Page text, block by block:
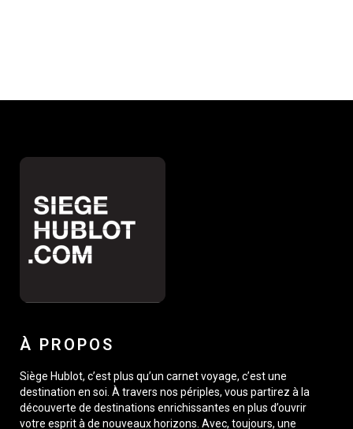
À PROPOS
Siège Hublot, c’est plus qu’un carnet voyage, c’est une
destination en soi. À travers nos périples, vous partirez à la
découverte de destinations enrichissantes en plus d’ouvrir
votre esprit à de nouveaux horizons. Avec, toujours, une